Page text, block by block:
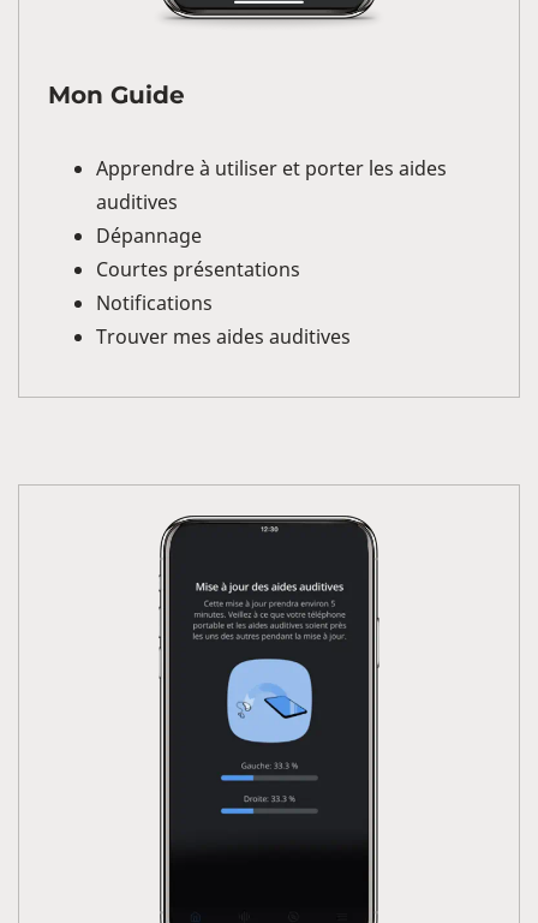
Mon Guide
Apprendre à utiliser et porter les aides
auditives
Dépannage
Courtes présentations
Notifications
Trouver mes aides auditives